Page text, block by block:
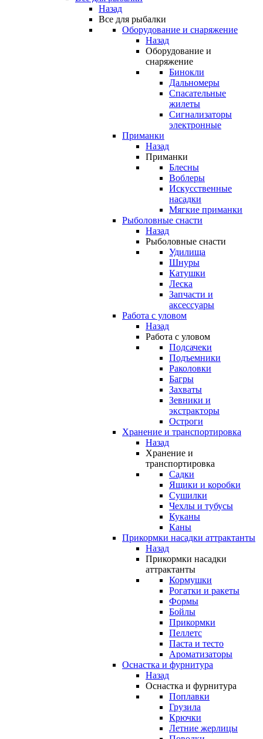
Назад
Все для рыбалки
Оборудование и снаряжение
Назад
Оборудование и
снаряжение
Бинокли
Дальномеры
Спасательные
жилеты
Сигнализаторы
электронные
Приманки
Назад
Приманки
Блесны
Воблеры
Искусственные
насадки
Мягкие приманки
Рыболовные снасти
Назад
Рыболовные снасти
Удилища
Шнуры
Катушки
Леска
Запчасти и
аксессуары
Работа с уловом
Назад
Работа с уловом
Подсачеки
Подъемники
Раколовки
Багры
Захваты
Зевники и
экстракторы
Остроги
Хранение и транспортировка
Назад
Хранение и
транспортировка
Садки
Ящики и коробки
Сушилки
Чехлы и тубусы
Куканы
Каны
Прикормки насадки аттрактанты
Назад
Прикормки насадки
аттрактанты
Кормушки
Рогатки и ракеты
Формы
Бойлы
Прикормки
Пеллетс
Паста и тесто
Ароматизаторы
Оснастка и фурнитура
Назад
Оснастка и фурнитура
Поплавки
Грузила
Крючки
Летние жерлицы